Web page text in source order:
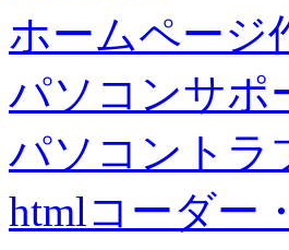
ホームページ
パソコンサポ
パソコントラ
htmlコーダー